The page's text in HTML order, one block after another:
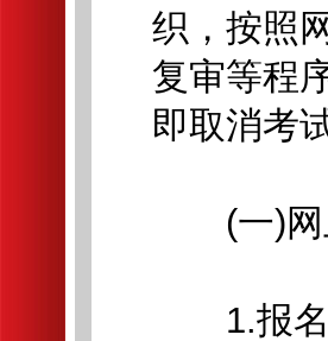
织，按照
复审等程
即取消考
(一)网
1.报名